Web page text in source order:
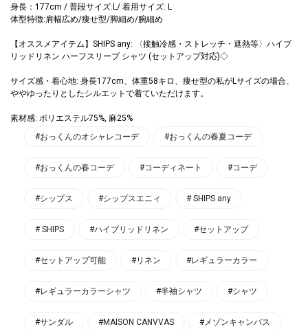
身長：177cm / 普段サイズ:L/ 着用サイズ: L
体型特徴:肩幅広め/痩せ型/脚細め/腕細め
【オススメアイテム】SHIPS any: 〈接触冷感・ストレッチ・遮熱等〉ハイブ
リッドリネン ハーフスリーブ シャツ (セットアップ対応)◇
サイズ感・着心地: 身長177cm、体重58キロ、痩せ型の私がLサイズの場合、
ゆったりとしたシルエットで着ていただけます。
素材感: ポリエステル75%, 麻25%
#おっくんのオシャレコーデ
#おっくんの春夏コーデ
#おっくんの春コーデ #コーディネート #コーデ
#シップス #シップスエニィ # SHIPS any
# SHIPS #ハイブリッドリネン #セットアップ
#セットアップ可能 #リネン #レギュラーカラー
#レギュラーカラーシャツ #半袖シャツ #シャツ
#サンダル #MAISON CANVVAS #メゾンキャンバス